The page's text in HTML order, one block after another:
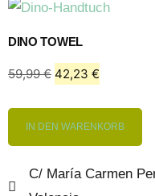
DINO TOWEL
59,99€ 42,23 €
IN DEN WARENKORB
C/ María Carmen